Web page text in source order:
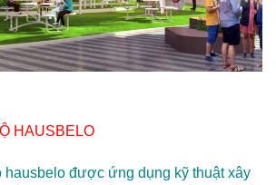
HAUSBELO
hausbelo được ứng dụng kỹ thuật xây